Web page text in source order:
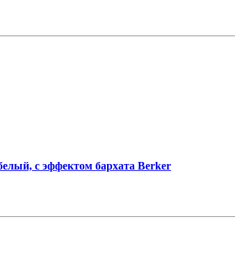
с эффектом бархата Berker